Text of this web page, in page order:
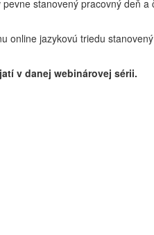
stanovený pracovný deň a
online jazykovú triedu
v danej webinárovej sérii.